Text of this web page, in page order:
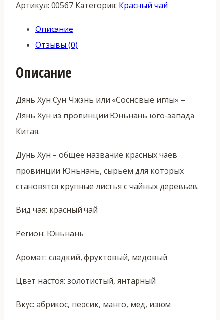
Артикул: 00567 Категория: Красный чай
Описание
Отзывы (0)
Описание
Дянь Хун Сун Чжэнь или «Сосновые иглы» –
Дянь Хун из провинции Юньнань юго-запада
Китая.
Дунь Хун – общее название красных чаев
провинции Юньнань, сырьем для которых
становятся крупные листья с чайных деревьев.
Вид чая: красный чай
Регион: Юньнань
Аромат: сладкий, фруктовый, медовый
Цвет настоя: золотистый, янтарный
Вкус: абрикос, персик, манго, мед, изюм